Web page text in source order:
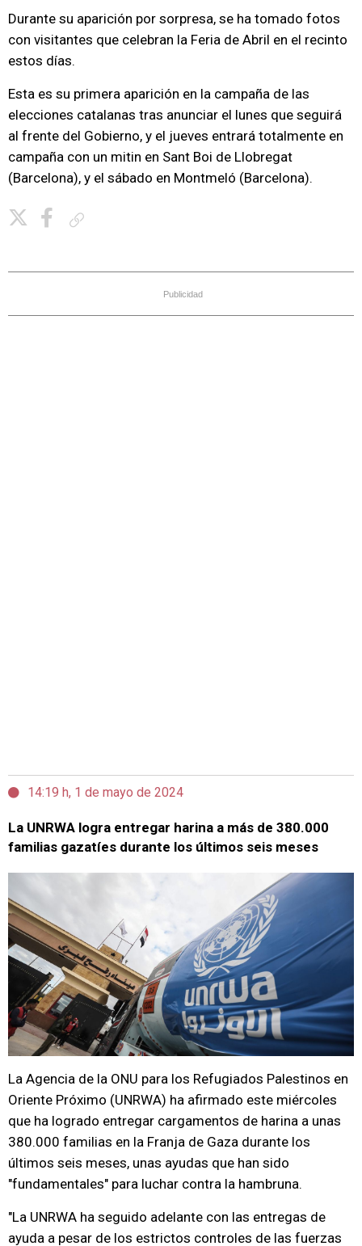
Durante su aparición por sorpresa, se ha tomado fotos
con visitantes que celebran la Feria de Abril en el recinto
estos días.
Esta es su primera aparición en la campaña de las
elecciones catalanas tras anunciar el lunes que seguirá
al frente del Gobierno, y el jueves entrará totalmente en
campaña con un mitin en Sant Boi de Llobregat
(Barcelona), y el sábado en Montmeló (Barcelona).
Publicidad
14:19 h, 1 de mayo de 2024
La UNRWA logra entregar harina a más de 380.000
familias gazatíes durante los últimos seis meses
La Agencia de la ONU para los Refugiados Palestinos en
Oriente Próximo (UNRWA) ha afirmado este miércoles
que ha logrado entregar cargamentos de harina a unas
380.000 familias en la Franja de Gaza durante los
últimos seis meses, unas ayudas que han sido
"fundamentales" para luchar contra la hambruna.
"La UNRWA ha seguido adelante con las entregas de
ayuda a pesar de los estrictos controles de las fuerzas